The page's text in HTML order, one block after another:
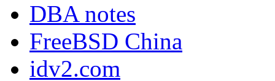
DBA notes
FreeBSD China
idv2.com